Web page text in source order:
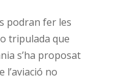
podran fer les
tripulada que
s’ha proposat
l’aviació no